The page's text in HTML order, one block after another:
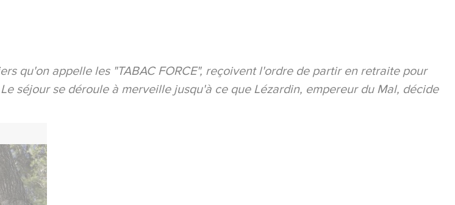
qu'on appelle les "TABAC FORCE", reçoivent l'ordre de partir en retraite pour
séjour se déroule à merveille jusqu'à ce que Lézardin, empereur du Mal, décide